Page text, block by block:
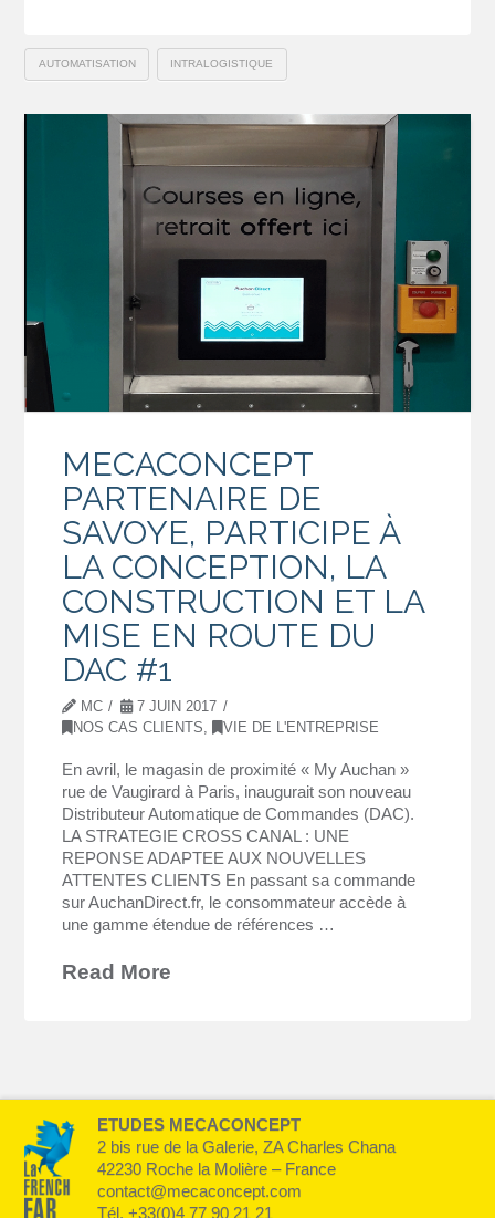
AUTOMATISATION INTRALOGISTIQUE
MECACONCEPT
PARTENAIRE DE
SAVOYE, PARTICIPE À
LA CONCEPTION, LA
CONSTRUCTION ET LA
MISE EN ROUTE DU
DAC #1
MC
7 JUIN 2017
NOS CAS CLIENTS, VIE DE L'ENTREPRISE
En avril, le magasin de proximité « My Auchan »
rue de Vaugirard à Paris, inaugurait son nouveau
Distributeur Automatique de Commandes (DAC).
LA STRATEGIE CROSS CANAL : UNE
REPONSE ADAPTEE AUX NOUVELLES
ATTENTES CLIENTS En passant sa commande
sur AuchanDirect.fr, le consommateur accède à
une gamme étendue de références …
Read More
ETUDES MECACONCEPT
2 bis rue de la Galerie, ZA Charles Chana
42230 Roche la Molière – France
contact@mecaconcept.com
Tél. +33(0)4 77 90 21 21